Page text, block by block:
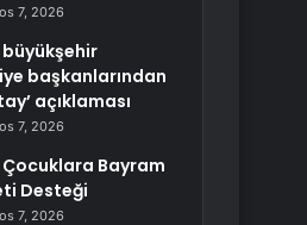
7, 2026
büyükşehir
başkanlarından
açıklaması
7, 2026
Bayram
Desteği
7, 2026